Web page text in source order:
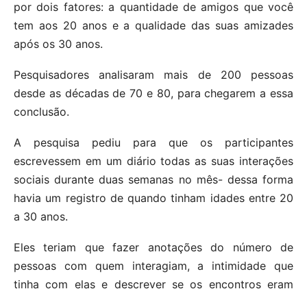
por dois fatores: a quantidade de amigos que você
tem aos 20 anos e a qualidade das suas amizades
após os 30 anos.
Pesquisadores analisaram mais de 200 pessoas
desde as décadas de 70 e 80, para chegarem a essa
conclusão.
A pesquisa pediu para que os participantes
escrevessem em um diário todas as suas interações
sociais durante duas semanas no mês- dessa forma
havia um registro de quando tinham idades entre 20
a 30 anos.
Eles teriam que fazer anotações do número de
pessoas com quem interagiam, a intimidade que
tinha com elas e descrever se os encontros eram